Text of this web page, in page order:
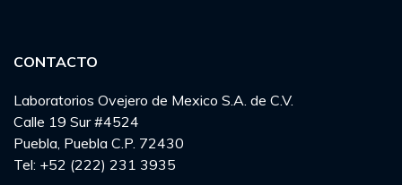
CONTACTO
Laboratorios Ovejero de Mexico S.A. de C.V.
Calle 19 Sur #4524
Puebla, Puebla C.P. 72430
Tel: +52 (222) 231 3935